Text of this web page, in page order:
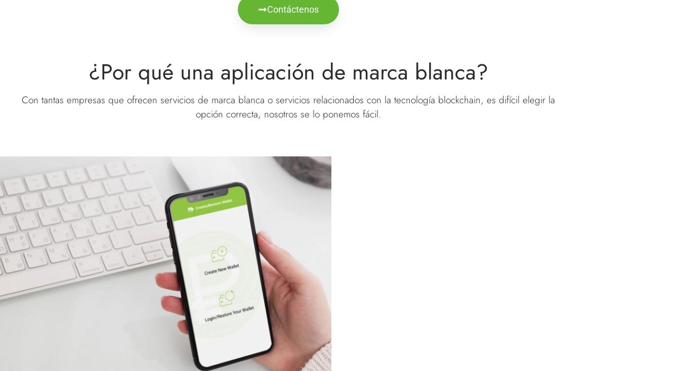
Contáctenos
¿Por qué una aplicación de marca blanca?
Con tantas empresas que ofrecen servicios de marca blanca o servicios relacionados con la tecnología blockchain, es difícil elegir la
opción correcta, nosotros se lo ponemos fácil.